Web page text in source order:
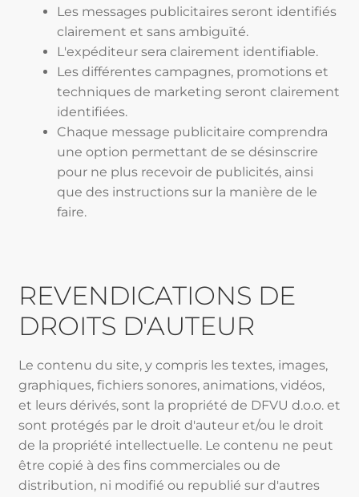
Les messages publicitaires seront identifiés
clairement et sans ambiguïté.
L'expéditeur sera clairement identifiable.
Les différentes campagnes, promotions et
techniques de marketing seront clairement
identifiées.
Chaque message publicitaire comprendra
une option permettant de se désinscrire
pour ne plus recevoir de publicités, ainsi
que des instructions sur la manière de le
faire.
REVENDICATIONS DE
DROITS D'AUTEUR
Le contenu du site, y compris les textes, images,
graphiques, fichiers sonores, animations, vidéos,
et leurs dérivés, sont la propriété de DFVU d.o.o. et
sont protégés par le droit d'auteur et/ou le droit
de la propriété intellectuelle. Le contenu ne peut
être copié à des fins commerciales ou de
distribution, ni modifié ou republié sur d'autres